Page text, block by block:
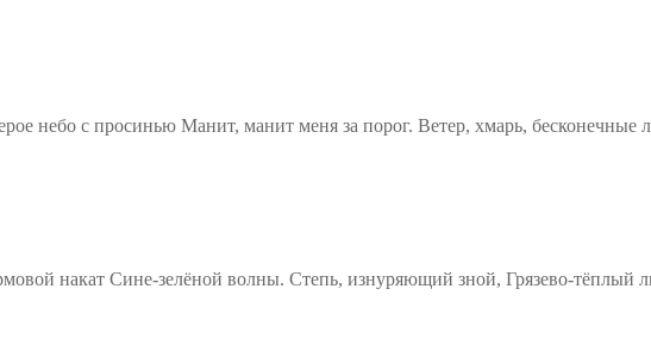
небо с просинью Манит, манит меня за порог. Ветер, хмарь,
накат Сине-зелёной волны. Степь, изнуряющий зной, Грязево-тёплый